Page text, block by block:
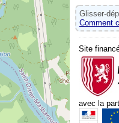
Glisser-
Comment
Site
avec la